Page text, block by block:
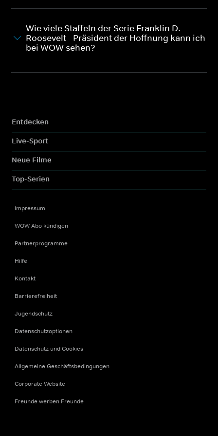
Wie viele Staffeln der Serie Franklin D.
Roosevelt - Präsident der Hoffnung kann ich
bei WOW sehen?
Entdecken
Live-Sport
Neue Filme
Top-Serien
Impressum
WOW Abo kündigen
Partnerprogramme
Hilfe
Kontakt
Barrierefreiheit
Jugendschutz
Datenschutzoptionen
Datenschutz und Cookies
Allgemeine Geschäftsbedingungen
Corporate Website
Freunde werben Freunde